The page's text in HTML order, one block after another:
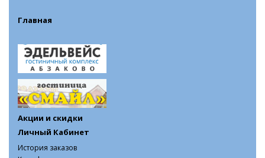
Главная
Акции и скидки
Личный Кабинет
История заказов